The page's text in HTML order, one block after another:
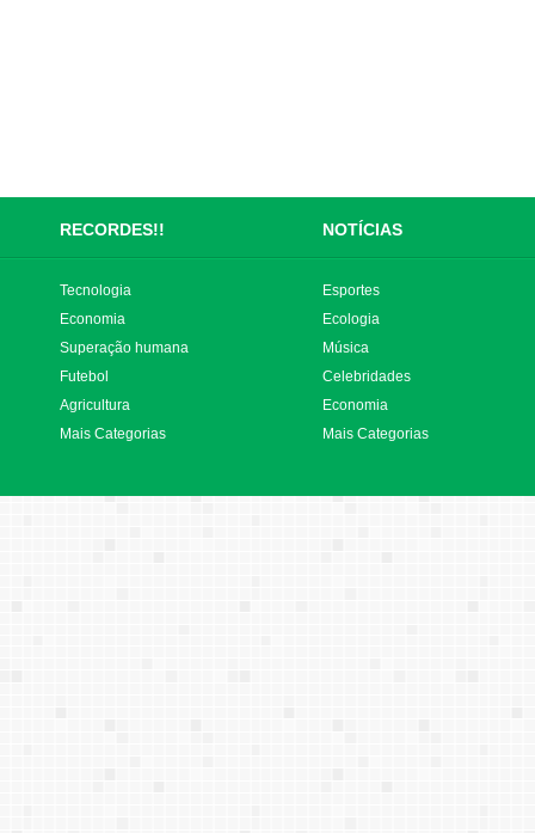
RECORDES!! NOTÍCIAS
Tecnologia
Economia
Superação humana
Futebol
Agricultura
Mais Categorias
Esportes
Ecologia
Música
Celebridades
Economia
Mais Categorias